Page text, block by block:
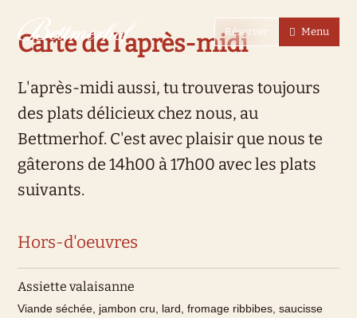
Réserver Menu
Carte de l'après-midi
L'après-midi aussi, tu trouveras toujours
des plats délicieux chez nous, au
Bettmerhof. C'est avec plaisir que nous te
gâterons de 14h00 à 17h00 avec les plats
suivants.
Hors-d'oeuvres
Assiette valaisanne
Viande séchée, jambon cru, lard, fromage ribbibes, saucisse